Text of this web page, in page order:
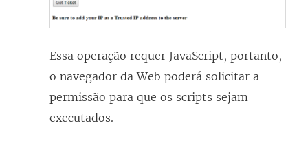
Essa operação requer JavaScript, portanto,
o navegador da Web poderá solicitar a
permissão para que os scripts sejam
executados.